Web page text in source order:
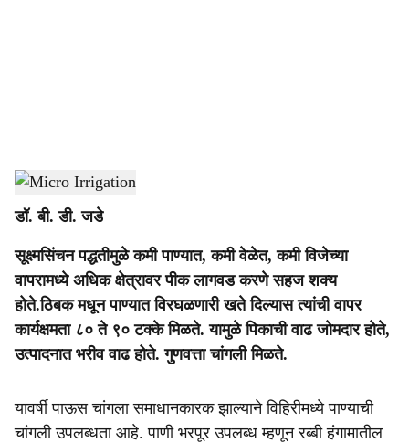
r
e
Micro Irrigation-Agrowon
डॉ. बी. डी. जडे
सूक्ष्मसिंचन पद्धतीमुळे कमी पाण्यात, कमी वेळेत, कमी विजेच्या
वापरामध्ये अधिक क्षेत्रावर पीक लागवड करणे सहज शक्य
होते.ठिबक मधून पाण्यात विरघळणारी खते दिल्यास त्यांची वापर
कार्यक्षमता ८० ते ९० टक्के मिळते. यामुळे पिकाची वाढ जोमदार होते,
उत्पादनात भरीव वाढ होते. गुणवत्ता चांगली मिळते.
यावर्षी पाऊस चांगला समाधानकारक झाल्याने विहिरीमध्ये पाण्याची
चांगली उपलब्धता आहे. पाणी भरपूर उपलब्ध म्हणून रब्बी हंगामातील